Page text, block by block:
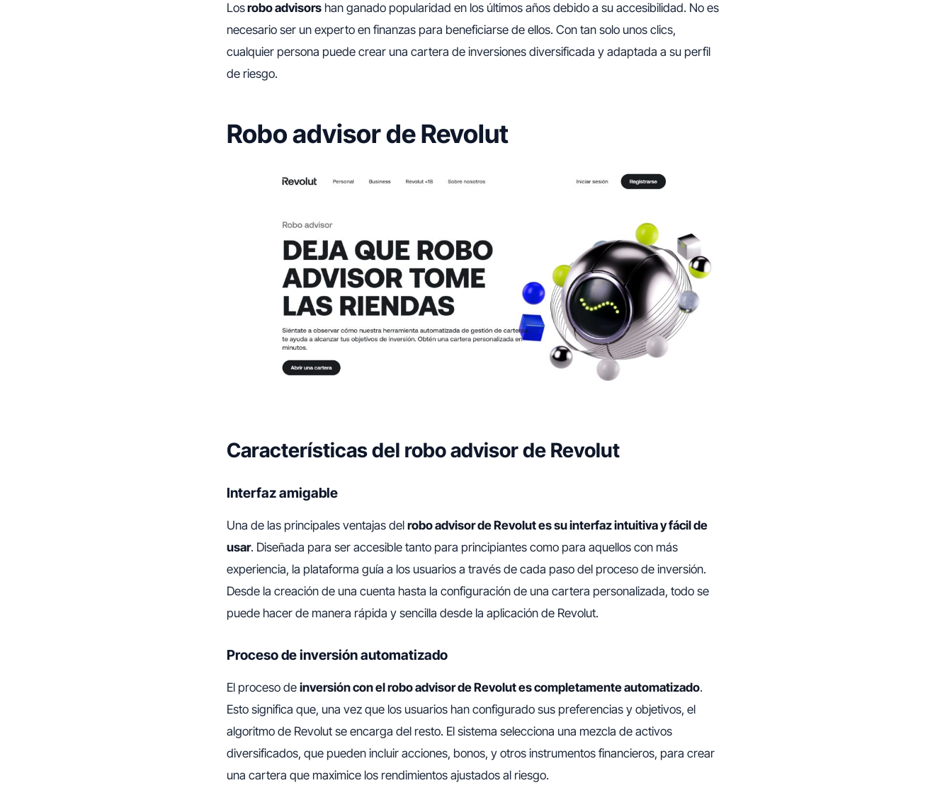
Losrobo advisors han ganado popularidad en los últimos años debido a su accesibilidad. No es
necesario ser un experto en finanzas para beneficiarse de ellos. Con tan solo unos clics,
cualquier persona puede crear una cartera de inversiones diversificada y adaptada a su perfil
de riesgo.
Robo advisor de Revolut
Características del robo advisor de Revolut
Interfaz amigable
Una de las principales ventajas del robo advisor de Revolut es su interfaz intuitiva y fácil de
usar. Diseñada para ser accesible tanto para principiantes como para aquellos con más
experiencia, la plataforma guía a los usuarios a través de cada paso del proceso de inversión.
Desde la creación de una cuenta hasta la configuración de una cartera personalizada, todo se
puede hacer de manera rápida y sencilla desde la aplicación de Revolut.
Proceso de inversión automatizado
El proceso de inversión con el robo advisor de Revolut es completamente automatizado.
Esto significa que, una vez que los usuarios han configurado sus preferencias y objetivos, el
algoritmo de Revolut se encarga del resto. El sistema selecciona una mezcla de activos
diversificados, que pueden incluir acciones, bonos, y otros instrumentos financieros, para crear
una cartera que maximice los rendimientos ajustados al riesgo.